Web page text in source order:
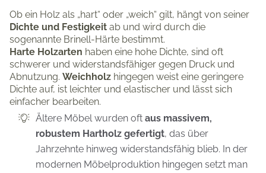
Ob ein Holz als „hart“ oder „weich“ gilt, hängt von seiner
Dichte und Festigkeit ab und wird durch die
sogenannte Brinell-Härte bestimmt.
Harte Holzarten haben eine hohe Dichte, sind oft
schwerer und widerstandsfähiger gegen Druck und
Abnutzung. Weichholz hingegen weist eine geringere
Dichte auf, ist leichter und elastischer und lässt sich
einfacher bearbeiten.
Ältere Möbel wurden oft aus massivem,
robustem Hartholz gefertigt, das über
Jahrzehnte hinweg widerstandsfähig blieb. In der
modernen Möbelproduktion hingegen setzt man